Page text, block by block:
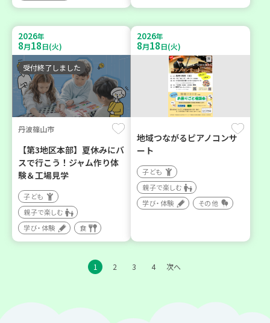
2026年
8月18日(火)
受付終了しました
丹波篠山市
【第3地区本部】夏休みにバ
スで行こう！ジャム作り体
験＆工場見学
子ども
親子で楽しむ
学び・体験
食
2026年
8月18日(火)
地域つながるピアノコンサ
ート
子ども
親子で楽しむ
学び・体験
その他
1 2 3 4 次へ